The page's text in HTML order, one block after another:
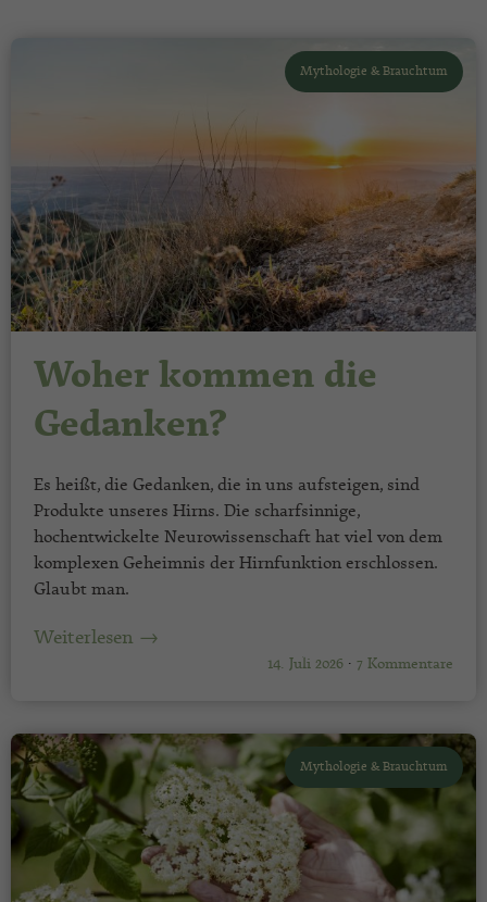
14. Juli 2026
Mythologie & Brauchtum
· 7 Kommentare
Woher kommen die
Gedanken?
Es heißt, die Gedanken, die in uns aufsteigen, sind
Produkte unseres Hirns. Die scharfsinnige,
hochentwickelte Neurowissenschaft hat viel von dem
komplexen Geheimnis der Hirnfunktion erschlossen.
Glaubt man.
Weiterlesen →
Mythologie & Brauchtum